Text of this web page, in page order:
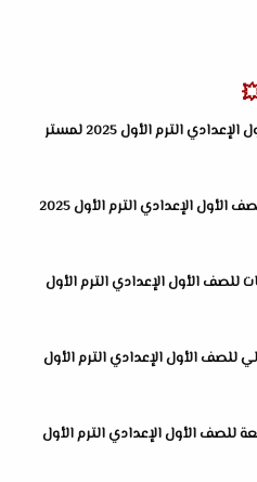
امتحان علوم شامل للصف الأول الإعدادي الترم الأول 2025 لمستر
امتحان علوم تجريبي شامل للصف الأول الإعدادي الترم الأول 2025
للصف الأول الإعدادي الترم الأول
للصف الأول الإعدادي الترم الأول
للصف الأول الإعدادي الترم الأول